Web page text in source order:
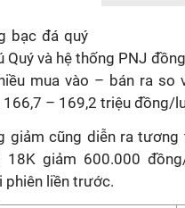
bạc đá quý
Quý và hệ thống PNJ
mua vào – bán ra so
– 169,2 triệu đồng/
giảm cũng diễn ra tương
18K giảm 600.000
liền trước.